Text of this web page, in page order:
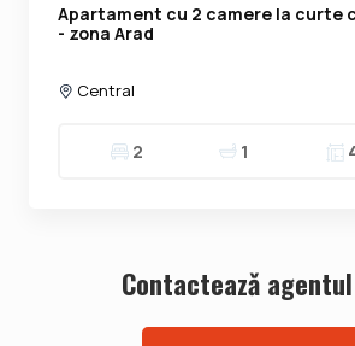
Apartament cu 2 camere la curte
- zona Arad
Central
2 1
Contacteazǎ